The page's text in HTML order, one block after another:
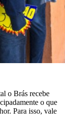
o Brás recebe
o que
Para isso, vale